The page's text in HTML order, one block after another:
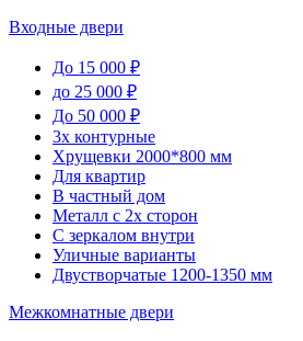
Входные двери
До 15 000 ₽
до 25 000 ₽
До 50 000 ₽
3х контурные
Хрущевки 2000*800 мм
Для квартир
В частный дом
Металл с 2х сторон
С зеркалом внутри
Уличные варианты
Двустворчатые 1200-1350 мм
Межкомнатные двери